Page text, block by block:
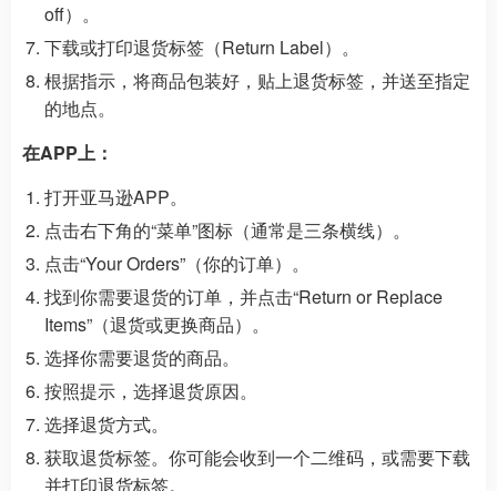
off）。
下载或打印退货标签（Return Label）。
根据指示，将商品包装好，贴上退货标签，并送至指定
的地点。
在APP上：
打开亚马逊APP。
点击右下角的“菜单”图标（通常是三条横线）。
点击“Your Orders”（你的订单）。
找到你需要退货的订单，并点击“Return or Replace
Items”（退货或更换商品）。
选择你需要退货的商品。
按照提示，选择退货原因。
选择退货方式。
获取退货标签。你可能会收到一个二维码，或需要下载
并打印退货标签。